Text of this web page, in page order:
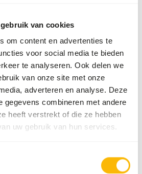
van cookies
om content en advertenties te
voor social media te bieden
te analyseren. Ook delen we
van onze site met onze
adverteren en analyse. Deze
gegevens combineren met andere
heeft verstrekt of die ze hebben
uw gebruik van hun services.
Boskos
grazer
WE004
Prijs per:20 kg